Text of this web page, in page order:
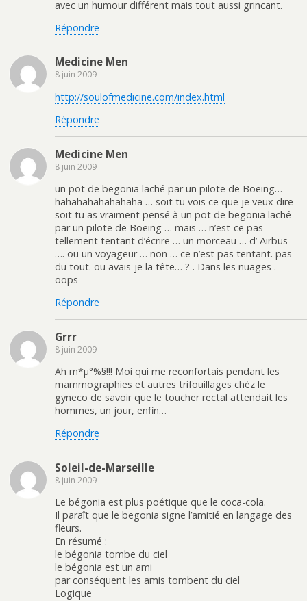
avec un humour différent mais tout aussi grincant.
Répondre
Medicine Men
8 juin 2009
http://soulofmedicine.com/index.html
Répondre
Medicine Men
8 juin 2009
un pot de begonia laché par un pilote de Boeing…
hahahahahahahaha … soit tu vois ce que je veux dire
soit tu as vraiment pensé à un pot de begonia laché
par un pilote de Boeing … mais … n’est-ce pas
tellement tentant d’écrire … un morceau … d’ Airbus
…. ou un voyageur … non … ce n’est pas tentant. pas
du tout. ou avais-je la tête… ? . Dans les nuages .
oops
Répondre
Grrr
8 juin 2009
Ah m*µ°%§!!! Moi qui me reconfortais pendant les
mammographies et autres trifouillages chèz le
gyneco de savoir que le toucher rectal attendait les
hommes, un jour, enfin…
Répondre
Soleil-de-Marseille
8 juin 2009
Le bégonia est plus poétique que le coca-cola.
Il paraît que le begonia signe l’amitié en langage des
fleurs.
En résumé :
le bégonia tombe du ciel
le bégonia est un ami
par conséquent les amis tombent du ciel
Logique